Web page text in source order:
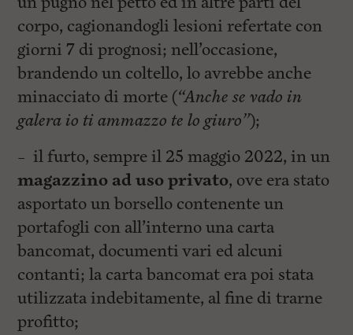
corpo, cagionandogli lesioni refertate con
giorni 7 di prognosi; nell’occasione,
brandendo un coltello, lo avrebbe anche
minacciato di morte (“Anche se vado in
galera io ti ammazzo te lo giuro”);
– il furto, sempre il 25 maggio 2022, in un
magazzino ad uso privato, ove era stato
asportato un borsello contenente un
portafogli con all’interno una carta
bancomat, documenti vari ed alcuni
contanti; la carta bancomat era poi stata
utilizzata indebitamente, al fine di trarne
profitto;